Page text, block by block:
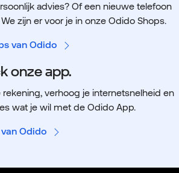
advies? Of een nieuwe telefoon
zijn er voor je in onze Odido Shops.
van Odido
onze app.
rekening, verhoog je internetsnelheid en
wat je wil met de Odido App.
Odido